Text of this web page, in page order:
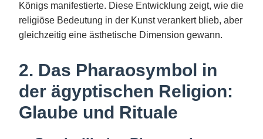
Königs manifestierte. Diese Entwicklung zeigt, wie die
religiöse Bedeutung in der Kunst verankert blieb, aber
gleichzeitig eine ästhetische Dimension gewann.
2. Das Pharaosymbol in
der ägyptischen Religion:
Glaube und Rituale